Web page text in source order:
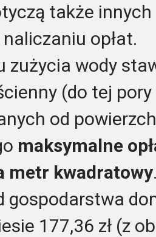
także
opłat.
zużycia wody
(do tej pory
od
maksymalne
metr kwadratowy
gospodarstwa
177,36 zł (z